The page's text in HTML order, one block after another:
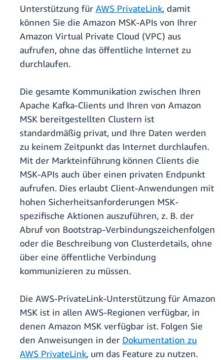
Unterstützung für AWS PrivateLink, damit
können Sie die Amazon MSK-APIs von Ihrer
Amazon Virtual Private Cloud (VPC) aus
aufrufen, ohne das öffentliche Internet zu
durchlaufen.
Die gesamte Kommunikation zwischen Ihren
Apache Kafka-Clients und Ihren von Amazon
MSK bereitgestellten Clustern ist
standardmäßig privat, und Ihre Daten werden
zu keinem Zeitpunkt das Internet durchlaufen.
Mit der Markteinführung können Clients die
MSK-APIs auch über einen privaten Endpunkt
aufrufen. Dies erlaubt Client-Anwendungen mit
hohen Sicherheitsanforderungen MSK-
spezifische Aktionen auszuführen, z. B. der
Abruf von Bootstrap-Verbindungszeichenfolgen
oder die Beschreibung von Clusterdetails, ohne
über eine öffentliche Verbindung
kommunizieren zu müssen.
Die AWS-PrivateLink-Unterstützung für Amazon
MSK ist in allen AWS-Regionen verfügbar, in
denen Amazon MSK verfügbar ist. Folgen Sie
den Anweisungen in der Dokumentation zu
AWS PrivateLink, um das Feature zu nutzen.